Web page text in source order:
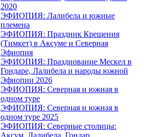
2020
ЭФИОПИЯ: Лалибела и южные
племена
ЭФИОПИЯ: Праздник Крещения
(Тимкет) в Аксуме и Северная
Эфиопия
ЭФИОПИЯ: Празднование Мескел в
Гондаре, Лалибела и народы южной
Эфиопии 2026
ЭФИОПИЯ: Северная и южная в
одном туре
ЭФИОПИЯ: Северная и южная в
одном туре 2025
ЭФИОПИЯ: Северные столицы:
Аксум, Лалибела, Гондар